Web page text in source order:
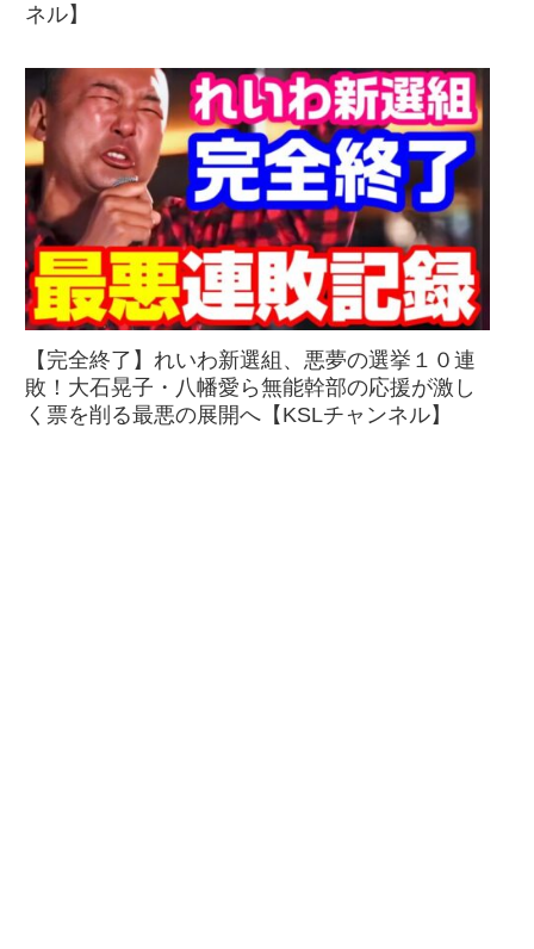
ネル】
【完全終了】れいわ新選組、悪夢の選挙１０連
敗！大石晃子・八幡愛ら無能幹部の応援が激し
く票を削る最悪の展開へ【KSLチャンネル】